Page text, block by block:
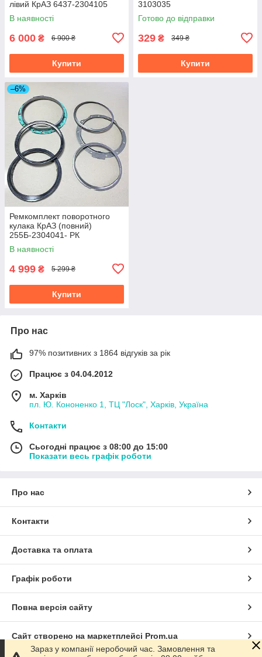
лівий КрАЗ 6437-2304105
В наявності
6 000 ₴ 6 900 ₴
Купити
3103035
Готово до відправки
329 ₴ 349 ₴
Купити
–6%
Ремкомплект поворотного
кулака КрАЗ (повний)
255Б-2304041- РК
В наявності
4 999 ₴ 5 299 ₴
Купити
Про нас
97% позитивних з 1864 відгуків за рік
Працює з 04.04.2012
м. Харків
пл. Ю. Кононенко 1, ТЦ "Лоск", Харків, Україна
Контакти
Сьогодні працює з 08:00 до 15:00
Показати весь графік роботи
Про нас
Контакти
Доставка та оплата
Графік роботи
Повна версія сайту
Сайт створено на маркетплейсі Prom.ua
Зараз у компанії неробочий час. Замовлення та